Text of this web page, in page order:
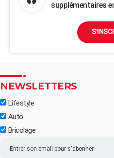
supplémentaires
NEWSLETTERS
Lifestyle
Auto
Bricolage